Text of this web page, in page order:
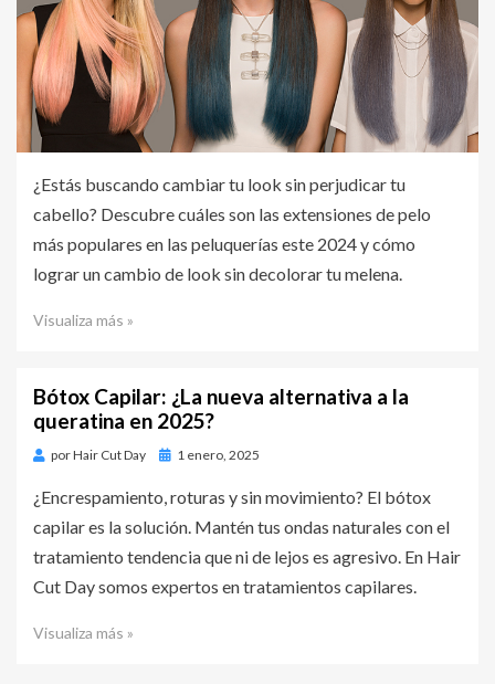
¿Estás buscando cambiar tu look sin perjudicar tu
cabello? Descubre cuáles son las extensiones de pelo
más populares en las peluquerías este 2024 y cómo
lograr un cambio de look sin decolorar tu melena.
Visualiza más »
Bótox Capilar: ¿La nueva alternativa a la
queratina en 2025?
porHair Cut Day
Publicado
1 enero, 2025
¿Encrespamiento, roturas y sin movimiento? El bótox
capilar es la solución. Mantén tus ondas naturales con el
tratamiento tendencia que ni de lejos es agresivo. En Hair
Cut Day somos expertos en tratamientos capilares.
Visualiza más »